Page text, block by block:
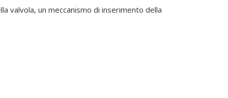
valvola, un meccanismo di inserimento della